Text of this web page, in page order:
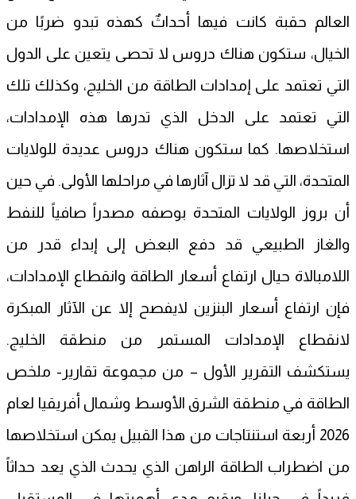
العالم حقبة كانت فيها أحداثٌ كهذه تبدو ضربًا من
الخيال، ستكون هناك دروس لا تحصى يتعين على الدول
التي تعتمد على إمدادات الطاقة من الخليج، وكذلك تلك
التي تعتمد على الدخل الذي تدرها هذه الإمدادات،
استخلاصها. كما ستكون هناك دروس عديدة للولايات
المتحدة، التي قد لا تزال آثارها في مراحلها الأولى. في حين
أن بروز الولايات المتحدة بوصفه مصدراً صافياً للنفط
والغاز الطبيعي قد دفع البعض إلى إبداء قدر من
اللامبالاة حيال ارتفاع أسعار الطاقة وانقطاع الإمدادات،
فإن ارتفاع أسعار البنزين لايفصح إلا عن الآثار المبكرة
لانقطاع الإمدادات المستمر من منطقة الخليج.
يستكشف التقرير الأول – من مجموعة تقارير- ملخص
الطاقة في منطقة الشرق الأوسط وشمال أفريقيا لعام
2026 أربعة استنتاجات من هذا القبيل يمكن استخلاصها
من اضطراب الطاقة الراهن الذي يحدث الذي يعد حداثاً